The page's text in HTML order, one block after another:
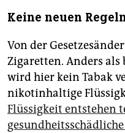
Keine neuen
Von der
Zigaretten. Anders
wird hier kein Tabak
nikotinhaltige
Flüssigkeit entstehen